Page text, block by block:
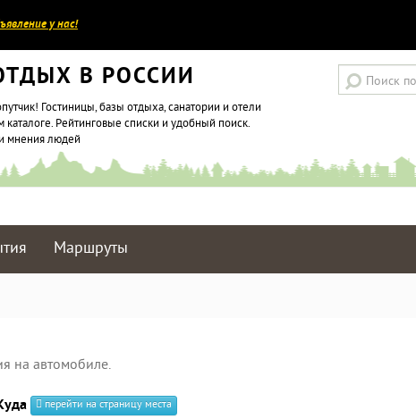
у нас!
В РОССИИ
Гостиницы, базы отдыха, санатории и отели
Рейтинговые списки и удобный поиск.
мнения людей
Маршруты
на автомобиле.
перейти на страницу места